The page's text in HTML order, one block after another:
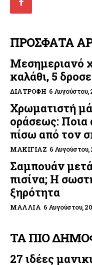
ΠΡΟΣΦΑΤΑ
Μεσημεριανό
καλάθι, 5
ΔΙΑΤΡΟΦΉ 6 Αυγούστου,
Χρωματιστή
οράσεως: Ποια
πίσω από τον
ΜΑΚΙΓΙΆΖ 6 Αυγούστου,
Σαμπουάν
πισίνα; Η
ξηρότητα
ΜΑΛΛΙΆ 6 Αυγούστου,
ΤΑ ΠΙΟ
27 ιδέες